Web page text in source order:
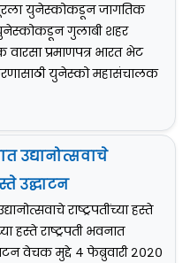
युनेस्कोकडून जागतिक
युनेस्कोकडून गुलाबी शहर
प्रमाणपत्र भारत भेट
युनेस्को महासंचालक
उद्यानोत्सवाचे
उद्घाटन
राष्ट्रपतींच्या हस्ते
हस्ते राष्ट्रपती भवनात
वेचक मुद्दे ४ फेब्रुवारी २०२०